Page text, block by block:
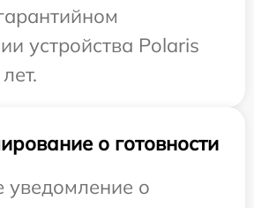
устройства Polaris
о готовности
уведомление о